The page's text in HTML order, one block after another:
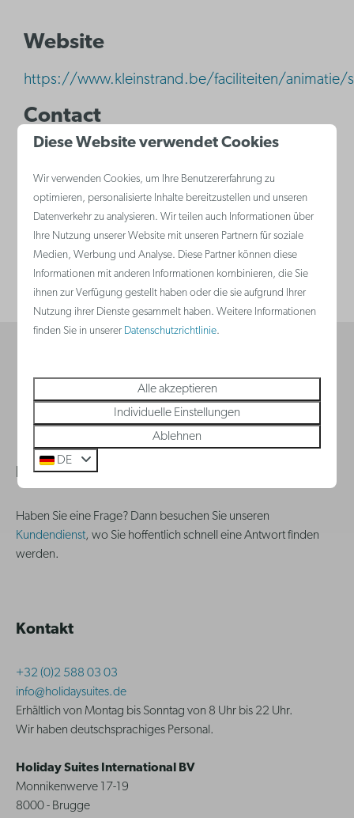
Website
https://www.kleinstrand.be/faciliteiten/animatie/
Contact
E-mail:info@kleinstrand.be
Adresse
Varsenareweg 29, 8490 Jabbeke
Häufig gestellte Fragen
Haben Sie eine Frage? Dann besuchen Sie unseren
Kundendienst, wo Sie hoffentlich schnell eine Antwort finden
werden.
Kontakt
+32 (0)2 588 03 03
info@holidaysuites.de
Erhältlich von Montag bis Sonntag von 8 Uhr bis 22 Uhr.
Wir haben deutschsprachiges Personal.
Holiday Suites International BV
Monnikenwerve 17-19
8000 - Brugge
Diese Website verwendet Cookies
Wir verwenden Cookies, um Ihre Benutzererfahrung zu
optimieren, personalisierte Inhalte bereitzustellen und unseren
Datenverkehr zu analysieren. Wir teilen auch Informationen über
Ihre Nutzung unserer Website mit unseren Partnern für soziale
Medien, Werbung und Analyse. Diese Partner können diese
Informationen mit anderen Informationen kombinieren, die Sie
ihnen zur Verfügung gestellt haben oder die sie aufgrund Ihrer
Nutzung ihrer Dienste gesammelt haben. Weitere Informationen
finden Sie in unserer Datenschutzrichtlinie.
Alle akzeptieren
Individuelle Einstellungen
Ablehnen
DE